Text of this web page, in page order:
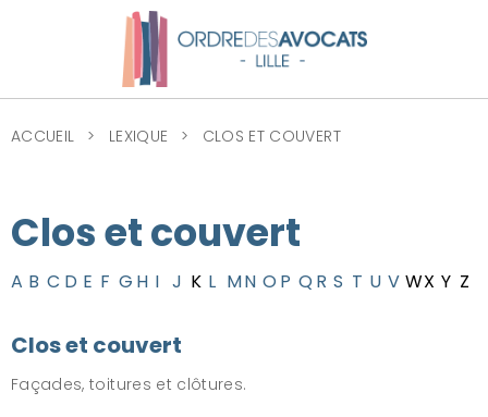
ACCUEIL LEXIQUE CLOS ET COUVERT
Clos et couvert
A B C D E F G H I J K L MN O P Q R S T U V WX Y Z
Clos et couvert
Façades, toitures et clôtures.